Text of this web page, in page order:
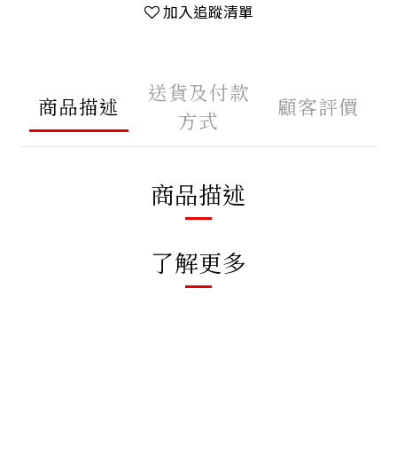
加入追蹤清單
商品描述
送貨及付款
方式
顧客評價
商品描述
了解更多